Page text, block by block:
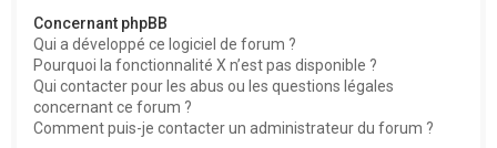
Concernant phpBB
Qui a développé ce logiciel de forum ?
Pourquoi la fonctionnalité X n’est pas disponible ?
Qui contacter pour les abus ou les questions légales
concernant ce forum ?
Comment puis-je contacter un administrateur du forum ?